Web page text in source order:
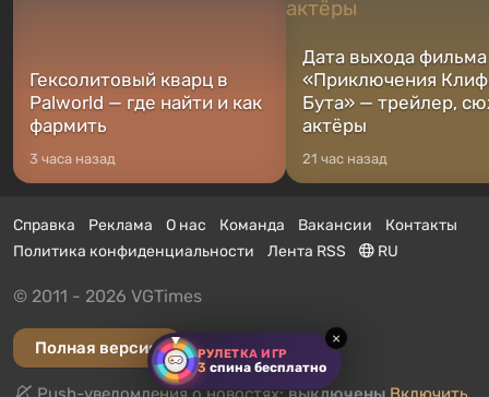
РУЛЕТКА ИГР
3 спина бесплатно
×
Гексолитовый кварц в
Palworld — где найти и как
фармить
3 часа назад
Дата выхода фильма
«Приключения
Бута» — трейлер,
актёры
21 час назад
Справка Реклама О нас Команда Вакансии
Контакты
Политика конфиденциальности
Лента RSS RU
© 2011 - 2026 VGTimes
Полная версия